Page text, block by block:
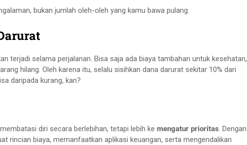
bukan jumlah oleh-oleh yang kamu bawa pulang.
terjadi selama perjalanan. Bisa saja ada biaya tambahan untuk kesehatan,
hilang. Oleh karena itu, selalu sisihkan dana darurat sekitar 10% dari
daripada kurang, kan?
diri secara berlebihan, tetapi lebih ke mengatur prioritas. Dengan
rincian biaya, memanfaatkan aplikasi keuangan, serta mengendalikan